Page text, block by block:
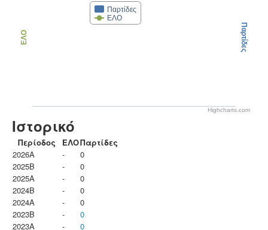
Παρτίδες
ΕΛΟ
ΕΛΟ Παρτίδες
Highcharts.com
Ιστορικό
Περίοδος ΕΛΟΠαρτίδες
2026A
-
0
2025B
-
0
2025A
-
0
2024B
-
0
2024A
-
0
2023B
-
0
2023Α
- 0